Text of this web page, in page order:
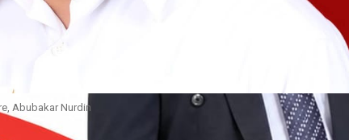
Abubakar Nurdin